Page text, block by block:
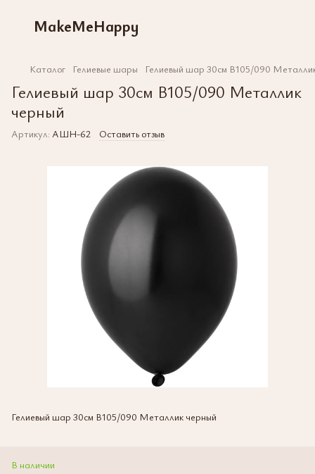
MakeMeHappy
Каталог Гелиевые шары Гелиевый шар 30см В105/090
Гелиевый шар 30см В105/090 Металлик
черный
Артикул: АШН-62 Оставить отзыв
Гелиевый шар 30см В105/090 Металлик черный
В наличии